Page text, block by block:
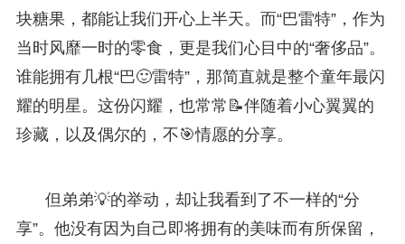
块糖果，都能让我们开心上半天。而“巴雷特”，作为
当时风靡一时的零食，更是我们心目中的“奢侈品”。
谁能拥有几根“巴🙂雷特”，那简直就是整个童年最闪
耀的明星。这份闪耀，也常常📝伴随着小心翼翼的
珍藏，以及偶尔的，不🎯情愿的分享。
但弟弟💡的举动，却让我看到了不一样的“分
享”。他没有因为自己即将拥有的美味而有所保留，